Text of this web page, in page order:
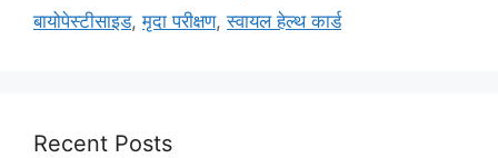
बायोपेस्टीसाइड,मृदा परीक्षण,स्वायल हेल्थ कार्ड
Recent Posts